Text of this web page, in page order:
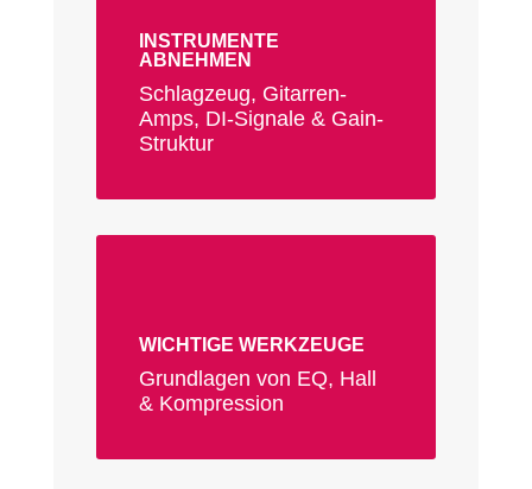
INSTRUMENTE
ABNEHMEN
Schlagzeug, Gitarren-
Amps, DI-Signale & Gain-
Struktur
WICHTIGE WERKZEUGE
Grundlagen von EQ, Hall
& Kompression